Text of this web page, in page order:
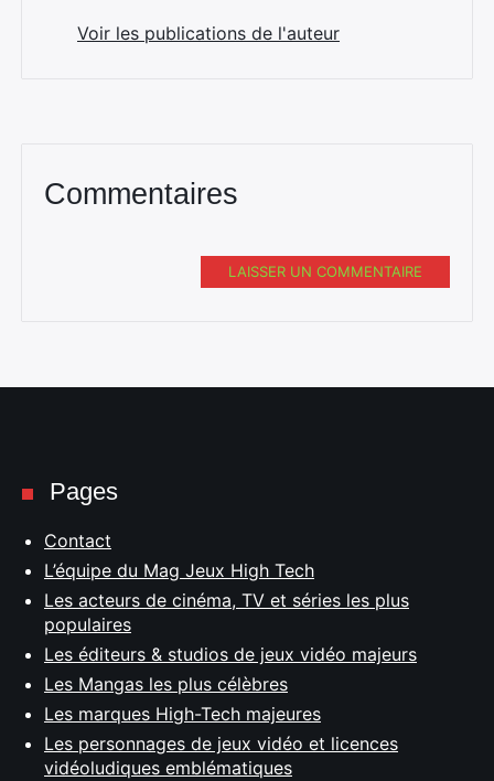
Voir les publications de l'auteur
Commentaires
LAISSER UN COMMENTAIRE
Pages
Contact
L’équipe du Mag Jeux High Tech
Les acteurs de cinéma, TV et séries les plus
populaires
Les éditeurs & studios de jeux vidéo majeurs
Les Mangas les plus célèbres
Les marques High-Tech majeures
Les personnages de jeux vidéo et licences
vidéoludiques emblématiques